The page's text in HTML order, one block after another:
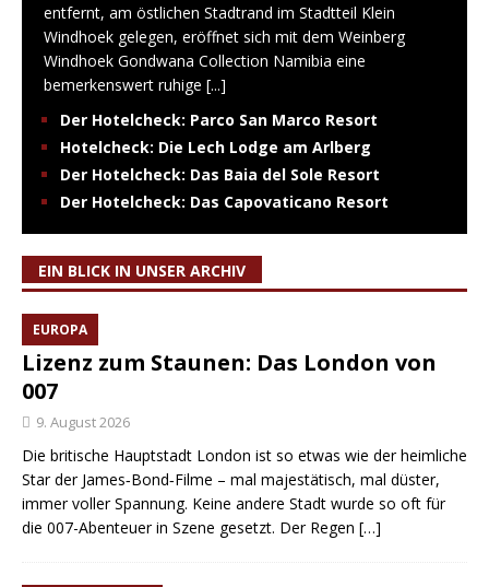
entfernt, am östlichen Stadtrand im Stadtteil Klein
Windhoek gelegen, eröffnet sich mit dem Weinberg
Windhoek Gondwana Collection Namibia eine
bemerkenswert ruhige [...]
Der Hotelcheck: Parco San Marco Resort
Hotelcheck: Die Lech Lodge am Arlberg
Der Hotelcheck: Das Baia del Sole Resort
Der Hotelcheck: Das Capovaticano Resort
EIN BLICK IN UNSER ARCHIV
EUROPA
Lizenz zum Staunen: Das London von
007
9. August 2026
Die britische Hauptstadt London ist so etwas wie der heimliche
Star der James‑Bond‑Filme – mal majestätisch, mal düster,
immer voller Spannung. Keine andere Stadt wurde so oft für
die 007-Abenteuer in Szene gesetzt. Der Regen […]